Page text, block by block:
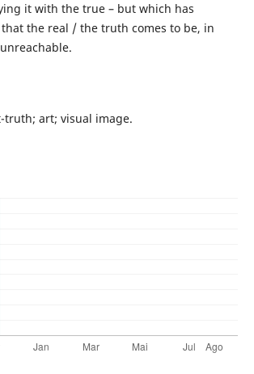
it with the true – but which has
the real / the truth comes to be, in
truth; art; visual image.